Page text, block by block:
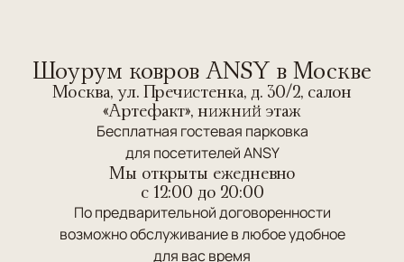
Шоурум ковров ANSY в Москве
Москва, ул. Пречистенка, д. 30/2, салон
«Артефакт», нижний этаж
Бесплатная гостевая парковка
для посетителей ANSY
Мы открыты ежедневно
c 12:00 до 20:00
По предварительной договоренности
возможно обслуживание в любое удобное
для вас время